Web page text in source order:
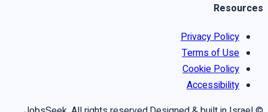
Resources
Privacy Policy
Terms of Use
Cookie Policy
Accessibility